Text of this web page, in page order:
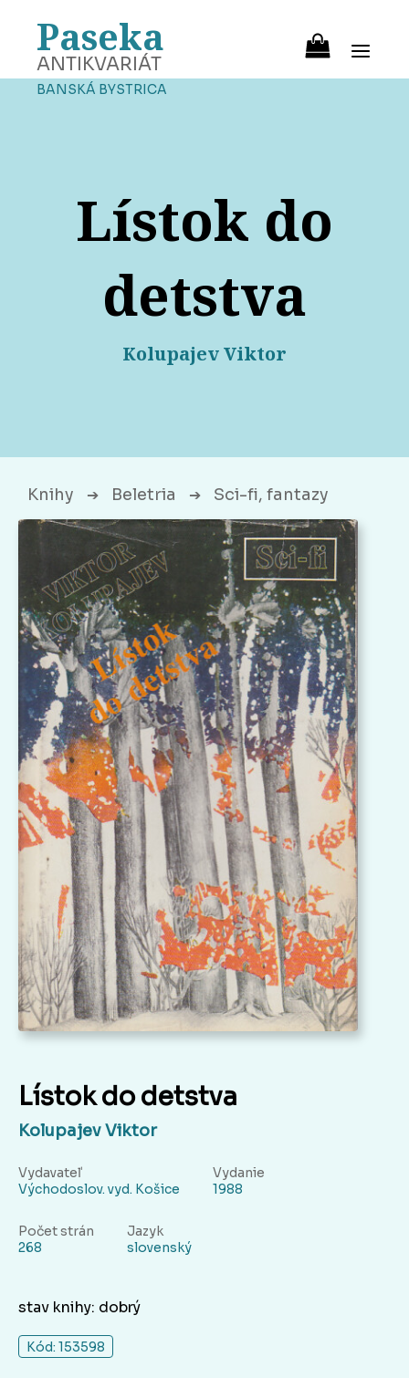
Paseka
ANTIKVARIÁT
BANSKÁ BYSTRICA
Lístok do
detstva
Kolupajev Viktor
Knihy ➔ Beletria ➔ Sci-fi, fantazy
Lístok do detstva
Kolupajev Viktor
Vydavateľ
Východoslov. vyd. Košice
Vydanie
1988
Počet strán
268
Jazyk
slovenský
stav knihy: dobrý
Kód: 153598